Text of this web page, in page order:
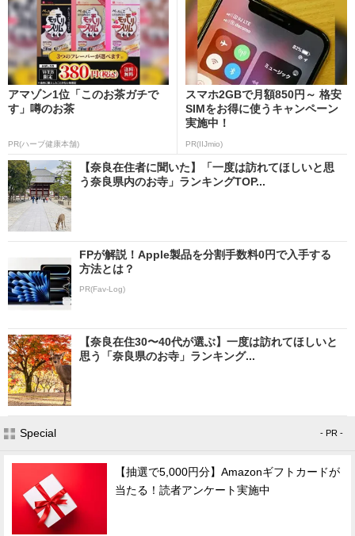
アマゾン1位「このお茶ガチで
す」噂のお茶
PR(ハーブ健康本舗)
スマホ2GBで月額850円～ 格安
SIMをお得に使うキャンペーン
実施中！
PR(IIJmio)
【奈良在住者に聞いた】「一度は訪れてほしいと思
う奈良県内のお寺」ランキングTOP...
FPが解説！Apple製品を分割手数料0円で入手する
方法とは？
PR(Fav-Log)
【奈良在住30〜40代が選ぶ】一度は訪れてほしいと
思う「奈良県のお寺」ランキング...
Special - PR -
【抽選で5,000円分】Amazonギフトカードが
当たる！読者アンケート実施中